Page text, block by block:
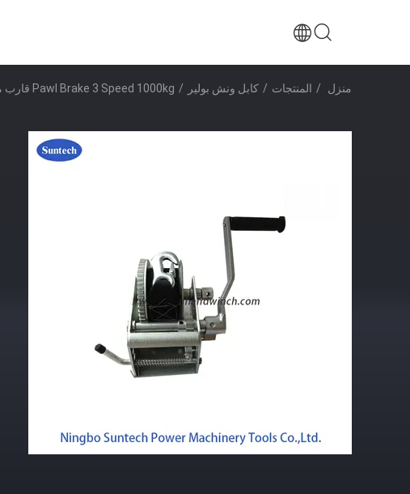
منزل / المنتجات / كابل ونش بولير / Pawl Brake 3 Speed ​​1000kg قارب مقطورة اليد ونش